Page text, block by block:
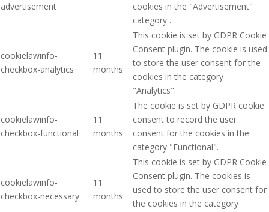
advertisement
cookies in the "Advertisement"
category .
cookielawinfo-
checkbox-analytics
11
months
This cookie is set by GDPR Cookie
Consent plugin. The cookie is used
to store the user consent for the
cookies in the category
"Analytics".
cookielawinfo-
checkbox-functional
11
months
The cookie is set by GDPR cookie
consent to record the user
consent for the cookies in the
category "Functional".
cookielawinfo-
checkbox-necessary
11
months
This cookie is set by GDPR Cookie
Consent plugin. The cookies is
used to store the user consent for
the cookies in the category